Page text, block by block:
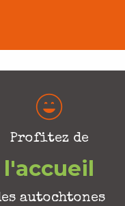
Profitez de
l'accueil
autochtones